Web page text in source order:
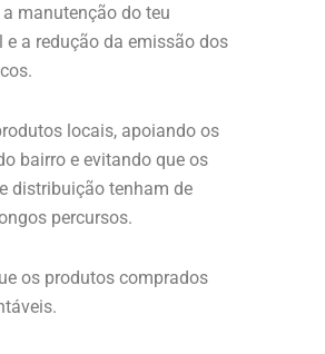
manutenção do teu
e a redução da emissão dos
locais, apoiando os
bairro e evitando que os
distribuição tenham de
percursos.
os produtos comprados